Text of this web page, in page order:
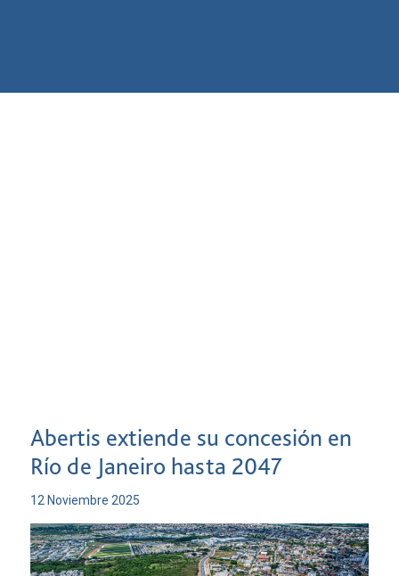
Abertis extiende su concesión en
Río de Janeiro hasta 2047
12 Noviembre 2025